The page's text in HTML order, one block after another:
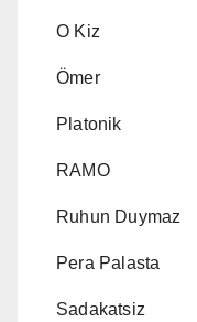
O Kiz
Ömer
Platonik
RAMO
Ruhun Duymaz
Pera Palasta
Sadakatsiz